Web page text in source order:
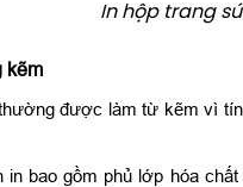
In hộp trang
kẽm
được làm từ kẽm vì
in bao gồm phủ lớp hóa